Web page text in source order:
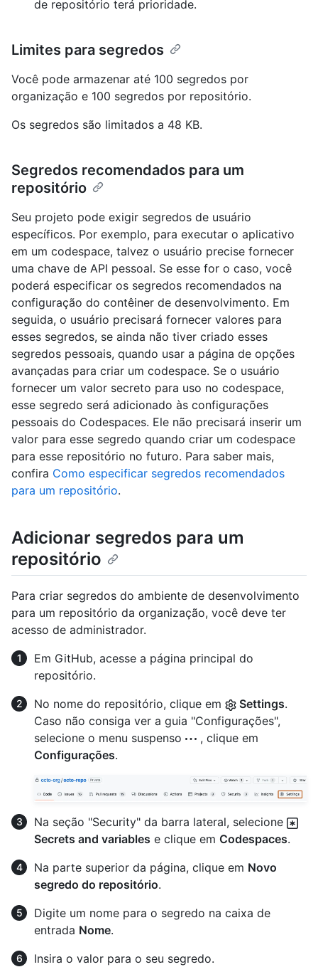
de repositório terá prioridade.
Limites para segredos
Você pode armazenar até 100 segredos por
organização e 100 segredos por repositório.
Os segredos são limitados a 48 KB.
Segredos recomendados para um
repositório
Seu projeto pode exigir segredos de usuário
específicos. Por exemplo, para executar o aplicativo
em um codespace, talvez o usuário precise fornecer
uma chave de API pessoal. Se esse for o caso, você
poderá especificar os segredos recomendados na
configuração do contêiner de desenvolvimento. Em
seguida, o usuário precisará fornecer valores para
esses segredos, se ainda não tiver criado esses
segredos pessoais, quando usar a página de opções
avançadas para criar um codespace. Se o usuário
fornecer um valor secreto para uso no codespace,
esse segredo será adicionado às configurações
pessoais do Codespaces. Ele não precisará inserir um
valor para esse segredo quando criar um codespace
para esse repositório no futuro. Para saber mais,
confira Como especificar segredos recomendados
para um repositório.
Adicionar segredos para um
repositório
Para criar segredos do ambiente de desenvolvimento
para um repositório da organização, você deve ter
acesso de administrador.
Em GitHub, acesse a página principal do
repositório.
No nome do repositório, clique em
Settings.
Caso não consiga ver a guia "Configurações",
selecione o menu suspenso
, clique em
Configurações.
Na seção "Security" da barra lateral, selecione
Secrets and variables e clique em Codespaces.
Na parte superior da página, clique em Novo
segredo do repositório.
Digite um nome para o segredo na caixa de
entrada Nome.
Insira o valor para o seu segredo.